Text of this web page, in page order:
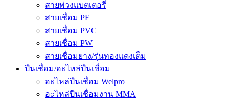
สายพ่วงแบตเตอรี่
สายเชื่อม PF
สายเชื่อม PVC
สายเชื่อม PW
สายเชื่อมยาง/รุ่นทองแดงเต็ม
ปืนเชื่อม/อะไหล่ปืนเชื่อม
อะไหล่ปืนเชื่อม Welpro
อะไหล่ปืนเชื่อมงาน MMA